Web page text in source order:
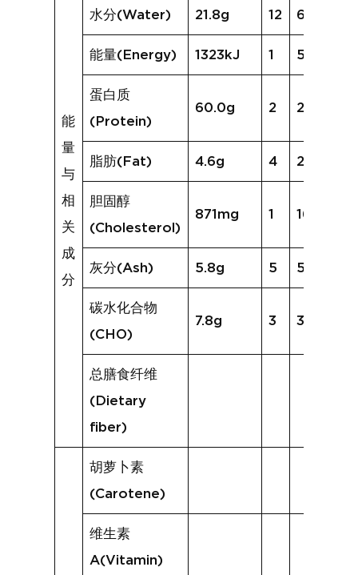
能
量
与
相
关
成
分
水分(Water) 21.8g 12 65.2g
能量(Energy) 1323kJ 1 540kJ
蛋白质
(Protein)
60.0g 2 23.2g
脂肪(Fat) 4.6g 4 2.2g
胆固醇
(Cholesterol)
871mg 1 169mg
灰分(Ash) 5.8g 5 5.8g
碳水化合物
(CHO)
7.8g 3 3.7g
总膳食纤维
(Dietary
fiber)
胡萝卜素
(Carotene)
维生素
A(Vitamin)